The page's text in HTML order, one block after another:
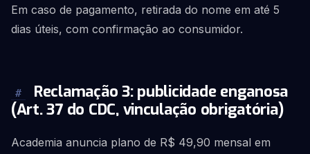
Em caso de pagamento, retirada do nome em até 5
dias úteis, com confirmação ao consumidor.
#
Reclamação 3: publicidade enganosa
(Art. 37 do CDC, vinculação obrigatória)
Academia anuncia plano de R$ 49,90 mensal em